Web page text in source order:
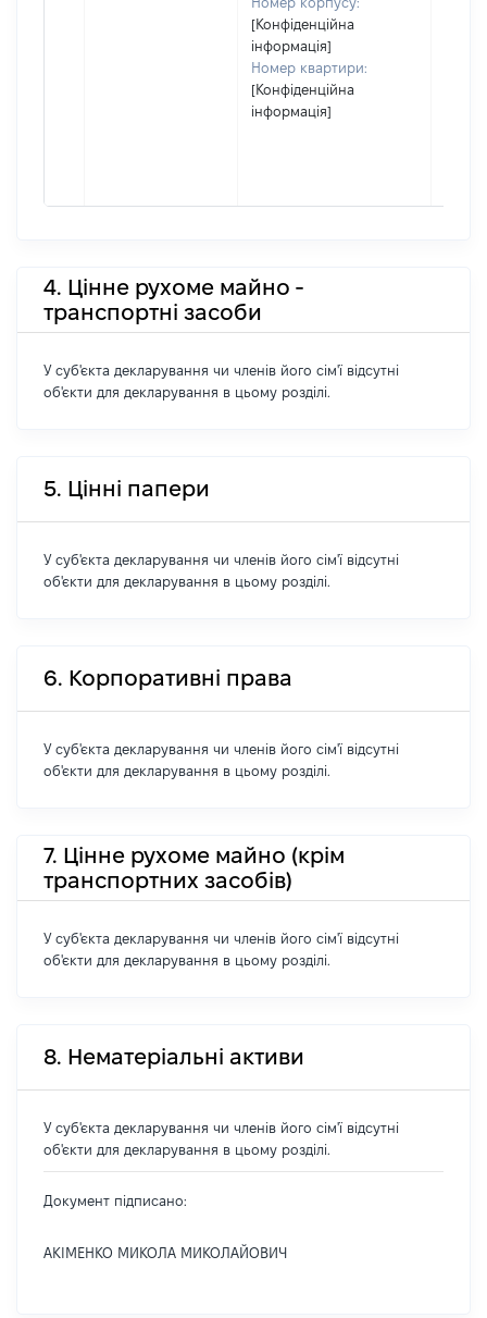
[Конфіденційна
інформація]
Номер квартири:
[Конфіденційна
інформація]
4. Цінне рухоме майно -
транспортні засоби
У суб'єкта декларування чи членів його сім'ї відсутні
об'єкти для декларування в цьому розділі.
5. Цінні папери
У суб'єкта декларування чи членів його сім'ї відсутні
об'єкти для декларування в цьому розділі.
6. Корпоративні права
У суб'єкта декларування чи членів його сім'ї відсутні
об'єкти для декларування в цьому розділі.
7. Цінне рухоме майно (крім
транспортних засобів)
У суб'єкта декларування чи членів його сім'ї відсутні
об'єкти для декларування в цьому розділі.
8. Нематеріальні активи
У суб'єкта декларування чи членів його сім'ї відсутні
об'єкти для декларування в цьому розділі.
Документ підписано:
АКІМЕНКО МИКОЛА МИКОЛАЙОВИЧ